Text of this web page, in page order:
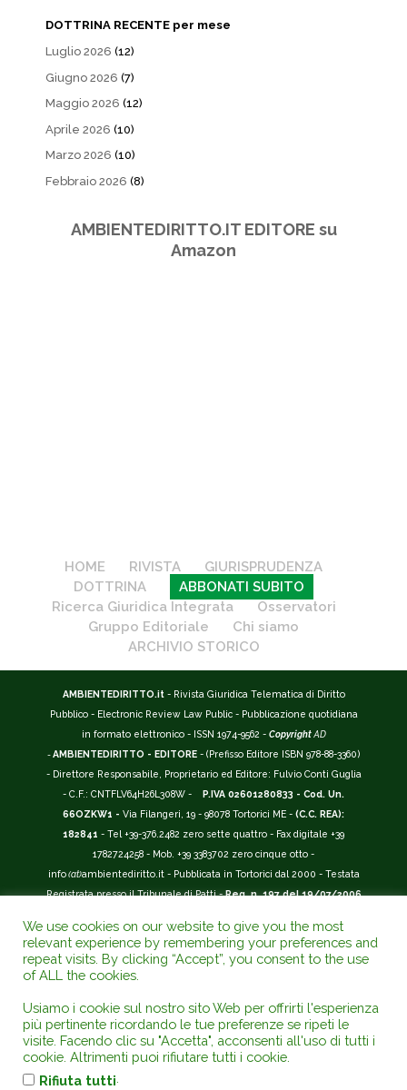
DOTTRINA RECENTE per mese
Luglio 2026 (12)
Giugno 2026 (7)
Maggio 2026 (12)
Aprile 2026 (10)
Marzo 2026 (10)
Febbraio 2026 (8)
AMBIENTEDIRITTO.IT EDITORE su
Amazon
HOME RIVISTA
GIURISPRUDENZA
DOTTRINA
ABBONATI SUBITO
Ricerca Giuridica Integrata
Osservatori
Gruppo Editoriale
Chi siamo
ARCHIVIO STORICO
AMBIENTEDIRITTO.it - Rivista Giuridica Telematica di Diritto
Pubblico - Electronic Review Law Public - Pubblicazione quotidiana
in formato elettronico - ISSN 1974-9562 - Copyright AD
-AMBIENTEDIRITTO - EDITORE - (Prefisso Editore ISBN 978-88-3360)
- Direttore Responsabile, Proprietario ed Editore: Fulvio Conti Guglia
- C.F.: CNTFLV64H26L308W -
P.IVA 02601280833 - Cod. Un.
66OZKW1 - Via Filangeri, 19 - 98078 Tortorici ME - (C.C. REA):
182841 - Tel +39-376.2482 zero sette quattro - Fax digitale +39
1782724258 - Mob. +39 3383702 zero cinque otto -
info(at)ambientediritto.it - Pubblicata in Tortorici dal 2000 - Testata
Registrata presso il Tribunale di Patti -Reg. n. 197 del 19/07/2006
__________
La Rivista Giuridica AMBIENTEDIRITTO.IT ISSN 1974-9562
riconosciuta ed inserita nell'Area 12 - (
Universitario e della Ricerca (D.P.R. n.76/2010). Valutazione della Qualità della
Ricerca (
); Autovalutazione, Valutazione periodica, Accreditamento ( AVA
);
Abilitazione Scientifica Nazionale (ASN ). Repertorio del Foro Italiano Abbr.
www.ambientediritto.it. - Catalogo (
We use cookies on our website to give you the most
relevant experience by remembering your preferences and
repeat visits. By clicking “Accept”, you consent to the use
of ALL the cookies.
Usiamo i cookie sul nostro sito Web per offrirti l'esperienza
più pertinente ricordando le tue preferenze se ripeti le
visite. Facendo clic su "Accetta", acconsenti all'uso di tutti i
cookie. Altrimenti puoi rifiutare tutti i cookie.
Rifiuta tutti